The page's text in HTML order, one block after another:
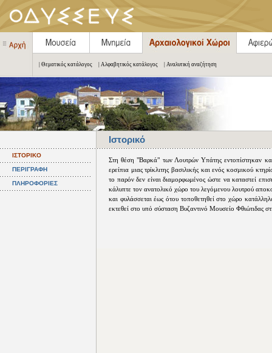
| Θεματικός κατάλογος | Αλφαβητικός κατάλογος | Αναλυτική αναζήτηση
Ιστορικό
ΙΣΤΟΡΙΚΟ
ΠΕΡΙΓΡΑΦΗ
ΠΛΗΡΟΦΟΡΙΕΣ
Στη θέση "Βαρκά" των Λουτρών Υπάτης εντοπίστηκαν
ερείπια μιας τρίκλιτης βασιλικής και ενός κοσμικού
το παρόν δεν είναι διαμορφωμένος ώστε να καταστεί
κάλυπτε τον ανατολικό χώρο του λεγόμενου λουτρού
και φυλάσσεται έως ότου τοποθετηθεί στο χώρο
εκτεθεί στο υπό σύσταση Βυζαντινό Μουσείο Φθιώτιδας